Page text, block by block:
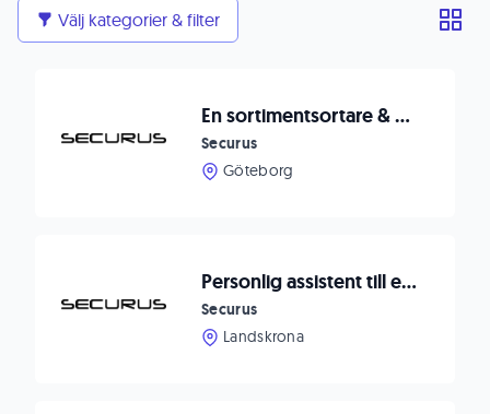
Välj kategorier & filter
En sortimentsortare & värderare till Myrornas produktion i Göteborg
Securus
Göteborg
Personlig assistent till en ung kvinna i Landskrona
Securus
Landskrona